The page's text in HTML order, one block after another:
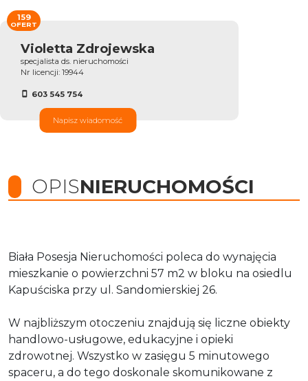
Violetta Zdrojewska
specjalista ds. nieruchomości
Nr licencji: 19944
603 545 754
Napisz wiadomość
159
OFERT
OPISNIERUCHOMOŚCI
Biała Posesja Nieruchomości poleca do wynajęcia
mieszkanie o powierzchni 57 m2 w bloku na osiedlu
Kapuściska przy ul. Sandomierskiej 26.
W najbliższym otoczeniu znajdują się liczne obiekty
handlowo-usługowe, edukacyjne i opieki
zdrowotnej. Wszystko w zasięgu 5 minutowego
spaceru, a do tego doskonale skomunikowane z